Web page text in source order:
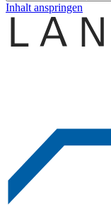
Inhalt anspringen